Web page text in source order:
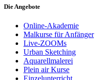
Die Angebote
Online-Akademie
Malkurse für Anfänger
Live-ZOOMs
Urban Sketching
Aquarellmalerei
Plein air Kurse
Einzelunterricht